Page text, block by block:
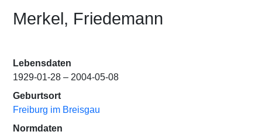
Merkel, Friedemann
Lebensdaten
1929-01-28 – 2004-05-08
Geburtsort
Freiburg im Breisgau
Normdaten